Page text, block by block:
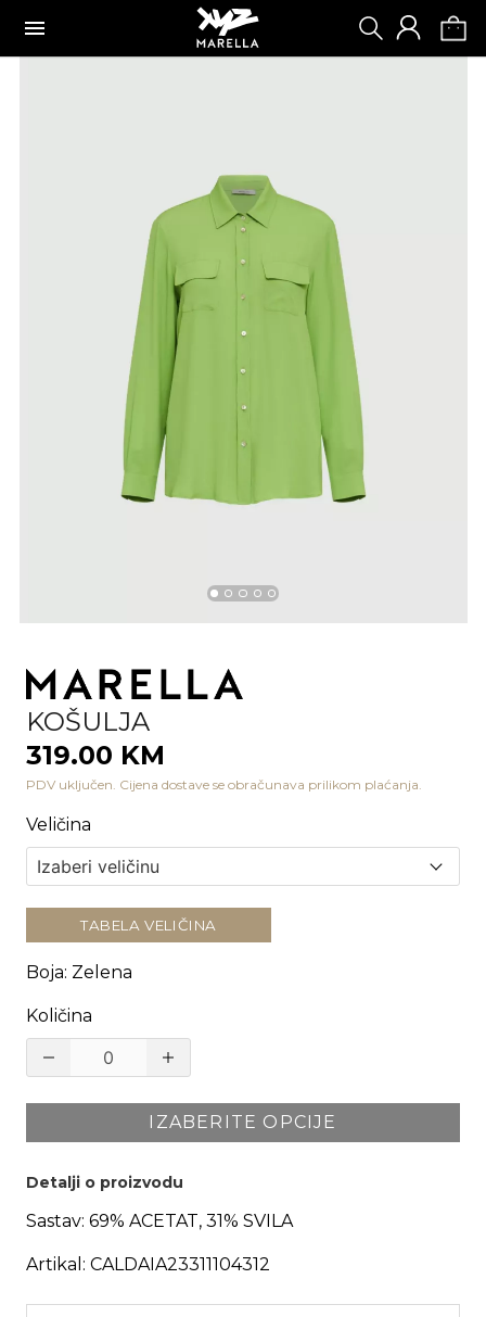
KOŠULJA
319.00 KM
PDV uključen. Cijena dostave se obračunava prilikom plaćanja.
Veličina
TABELA VELIČINA
Boja: Zelena
Količina
IZABERITE OPCIJE
Detalji o proizvodu
Sastav: 69% ACETAT, 31% SVILA
Artikal: CALDAIA23311104312